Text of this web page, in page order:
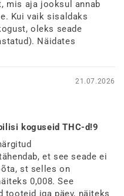
mis aja jooksul annab
Kui vaik sisaldaks
oleks seade
Näidates
21.07.2026
koguseid THC-d!9
et see seade ei
st selles on
0,008. See
tooteid iga päev, näiteks